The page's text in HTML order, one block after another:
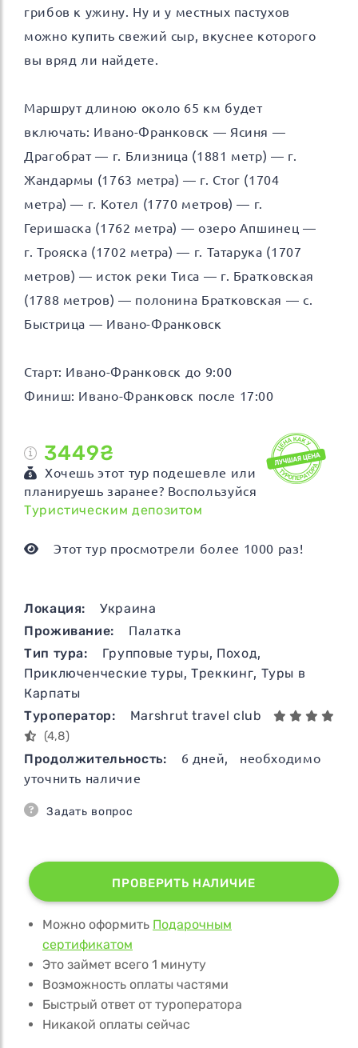
грибов к ужину. Ну и у местных пастухов
можно купить свежий сыр, вкуснее которого
вы вряд ли найдете.
Маршрут длиною около 65 км будет
включать: Ивано-Франковск — Ясиня —
Драгобрат — г. Близница (1881 метр) — г.
Жандармы (1763 метра) — г. Стог (1704
метра) — г. Котел (1770 метров) — г.
Геришаска (1762 метра) — озеро Апшинец —
г. Трояска (1702 метра) — г. Татарука (1707
метров) — исток реки Тиса — г. Братковская
(1788 метров) — полонина Братковская — с.
Быстрица — Ивано-Франковск
Старт: Ивано-Франковск до 9:00
Финиш: Ивано-Франковск после 17:00
3449₴
Хочешь этот тур подешевле или
планируешь заранее? Воспользуйся
Туристическим депозитом
Этот тур просмотрели более 1000 раз!
Локация:
Украина
Проживание:
Палатка
Тип тура: Групповые туры, Поход,
Приключенческие туры,Треккинг, Туры в
Карпаты
Туроператор:
Marshrut travel club
(4,8)
Продолжительность: 6 дней, необходимо
уточнить наличие
Задать вопрос
ПРОВЕРИТЬ НАЛИЧИЕ
Можно оформить Подарочным
сертификатом
Это займет всего 1 минуту
Возможность оплаты частями
Быстрый ответ от туроператора
Никакой оплаты сейчас